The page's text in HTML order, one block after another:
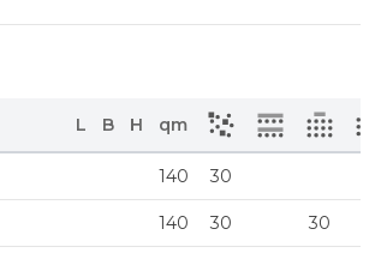
L B H qm
140 30
140 30 30